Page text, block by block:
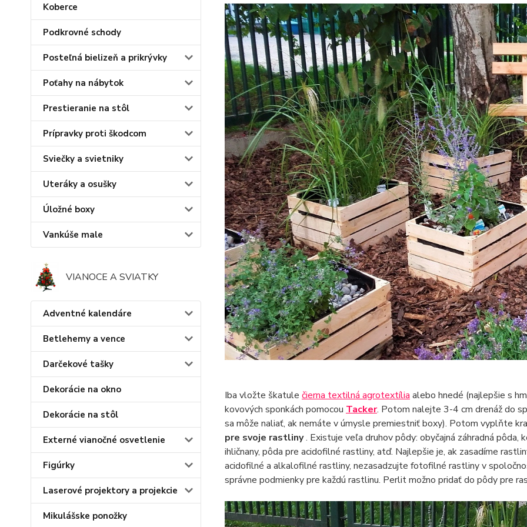
Koberce
Podkrovné schody
Posteľná bielizeň a prikrývky
Poťahy na nábytok
Prestieranie na stôl
Prípravky proti škodcom
Sviečky a svietniky
Uteráky a osušky
Úložné boxy
Vankúše male
VIANOCE A SVIATKY
Adventné kalendáre
Betlehemy a vence
Darčekové tašky
Dekorácie na okno
Dekorácie na stôl
Externé vianočné osvetlenie
Figúrky
Laserové projektory a projekcie
Mikulášske ponožky
Iba vložte škatule čierna textilná agrotextília alebo hnedé (najlepšie s
kovových sponkách pomocou Tacker. Potom nalejte 3-4 cm drenáž do
sa môže naliať, ak nemáte v úmysle premiestniť boxy). Potom vyplňte
pre svoje rastliny. Existuje veľa druhov pôdy: obyčajná záhradná
ihličnany, pôda pre acidofilné rastliny, atď. Najlepšie je, ak zasadíme
acidofilné a alkalofilné rastliny, nezasadzujte fotofilné rastliny v
správne podmienky pre každú rastlinu. Perlit možno pridať do pôdy pre